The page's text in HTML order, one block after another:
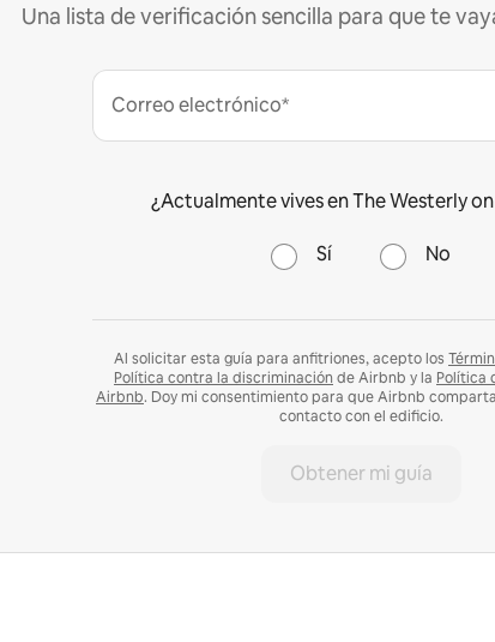
Una lista de verificación sencilla para que te
Correo electrónico*
¿Actualmente vives en The Westerly
Sí No
Al solicitar esta guía para anfitriones, acepto los
Política contra la discriminación de Airbnb y la Política
Airbnb. Doy mi consentimiento para que Airbnb
contacto con el edificio.
Obtener mi guía